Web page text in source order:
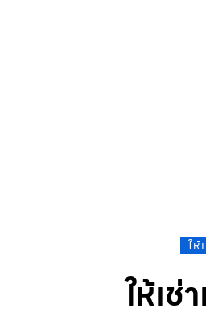
ให้
ให้เช่